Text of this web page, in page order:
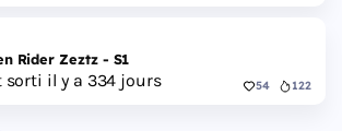
Rider Zeztz - S1
sorti il y a 334 jours 54 122